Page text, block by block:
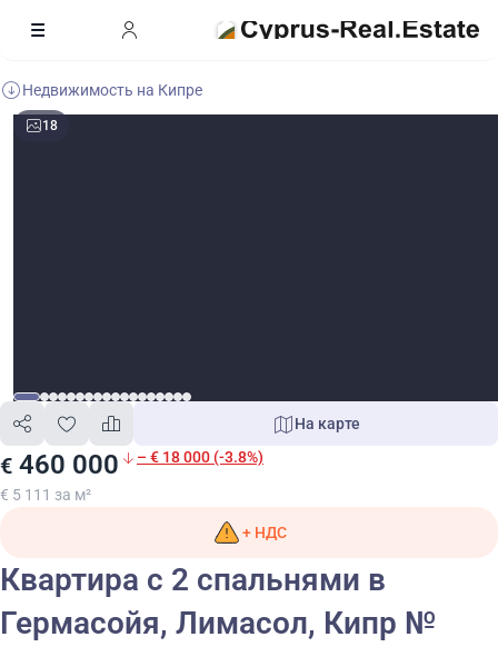
Недвижимость на Кипре
18
€ 460 000 – € 18 000 (-3.8%)
€ 5 111 за м²
На карте
+ НДС
Квартира с 2 спальнями в
Гермасойя, Лимасол, Кипр №